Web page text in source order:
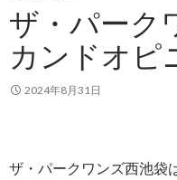
ッ
プ
ザ・パーク
カンドオピ
2024年8月31日
ザ・パークワンズ西池袋